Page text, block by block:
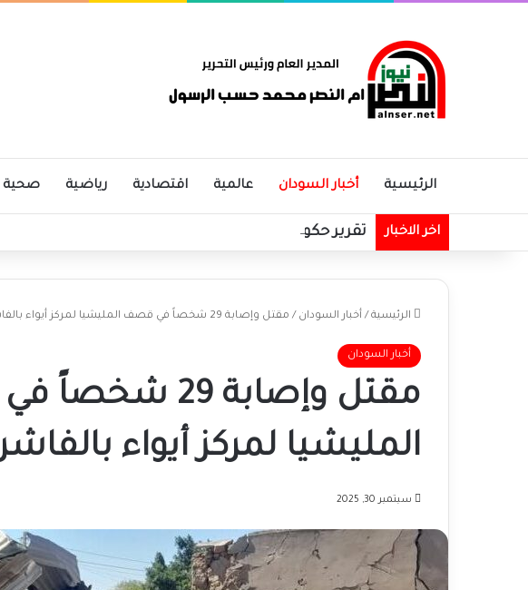
الرئيسية أخبار السودان عالمية اقتصادية رياضية صحية
اخر الاخبار تقرير حكومي: زيادة في الإيرادات الحكومية
الرئيسية / أخبار السودان / مقتل وإصابة 29 شخصاً في قصف المليشيا لمركز أيواء بالفاشر
أخبار السودان
مقتل وإصابة 29
المليشيا لمركز أيواء
سبتمبر 30, 2025